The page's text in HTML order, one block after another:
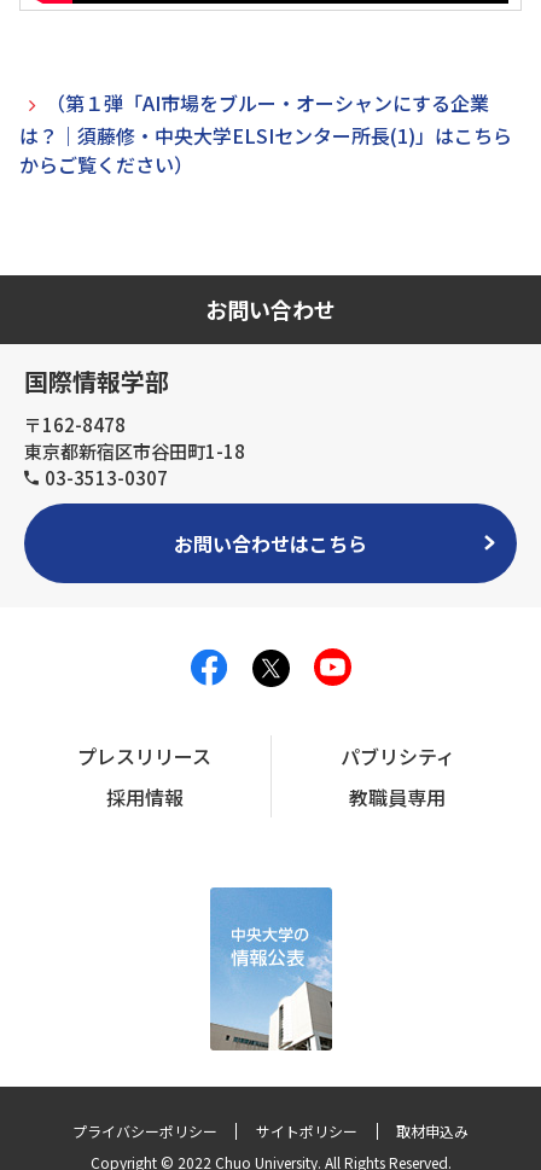
（第１弾「AI市場をブルー・オーシャンにする企業
は？｜須藤修・中央大学ELSIセンター所長(1)」はこちら
からご覧ください）
お問い合わせ
国際情報学部
〒162-8478
東京都新宿区市谷田町1-18
03-3513-0307
お問い合わせはこちら
プレスリリース
パブリシティ
採用情報
教職員専用
プライバシーポリシー サイトポリシー
取材申込み
Copyright © 2022 Chuo University. All Rights Reserved.